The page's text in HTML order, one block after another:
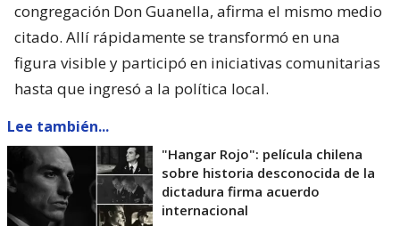
congregación Don Guanella, afirma el mismo medio
citado. Allí rápidamente se transformó en una
figura visible y participó en iniciativas comunitarias
hasta que ingresó a la política local.
Lee también...
"Hangar Rojo": película chilena
sobre historia desconocida de la
dictadura firma acuerdo
internacional